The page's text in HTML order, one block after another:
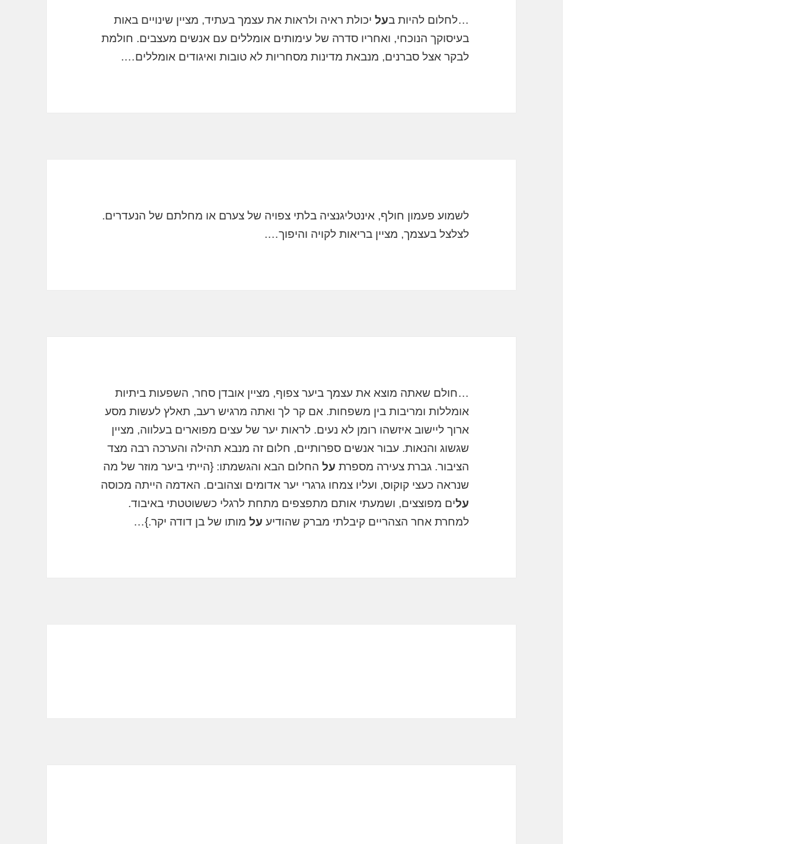
…לחלום להיות בעל יכולת ראיה ולראות את עצמך בעתיד, מציין שינויים באות
בעיסוקך הנוכחי, ואחריו סדרה של עימותים אומללים עם אנשים מעצבים. חולמת
לבקר אצל סברנים, מנבאת מדינות מסחריות לא טובות ואיגודים אומללים….
לשמוע פעמון חולף, אינטליגנציה בלתי צפויה של צערם או מחלתם של הנעדרים.
לצלצל בעצמך, מציין בריאות לקויה והיפוך….
…חולם שאתה מוצא את עצמך ביער צפוף, מציין אובדן סחר, השפעות ביתיות
אומללות ומריבות בין משפחות. אם קר לך ואתה מרגיש רעב, תאלץ לעשות מסע
ארוך ליישוב איזשהו רומן לא נעים. לראות יער של עצים מפוארים בעלווה, מציין
שגשוג והנאות. עבור אנשים ספרותיים, חלום זה מנבא תהילה והערכה רבה מצד
הציבור. גברת צעירה מספרת על החלום הבא והגשמתו: {הייתי ביער מוזר של מה
שנראה כעצי קוקוס, ועליו צמחו גרגרי יער אדומים וצהובים. האדמה הייתה מכוסה
עלים מפוצצים, ושמעתי אותם מתפצפים מתחת לרגלי כששוטטתי באיבוד.
למחרת אחר הצהריים קיבלתי מברק שהודיע ​​ על מותו של בן דודה יקר.}…